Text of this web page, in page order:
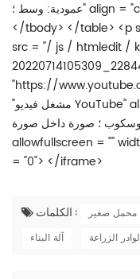
الكلمات : محمل صغير
آلة البناء
لوادر الزراعة